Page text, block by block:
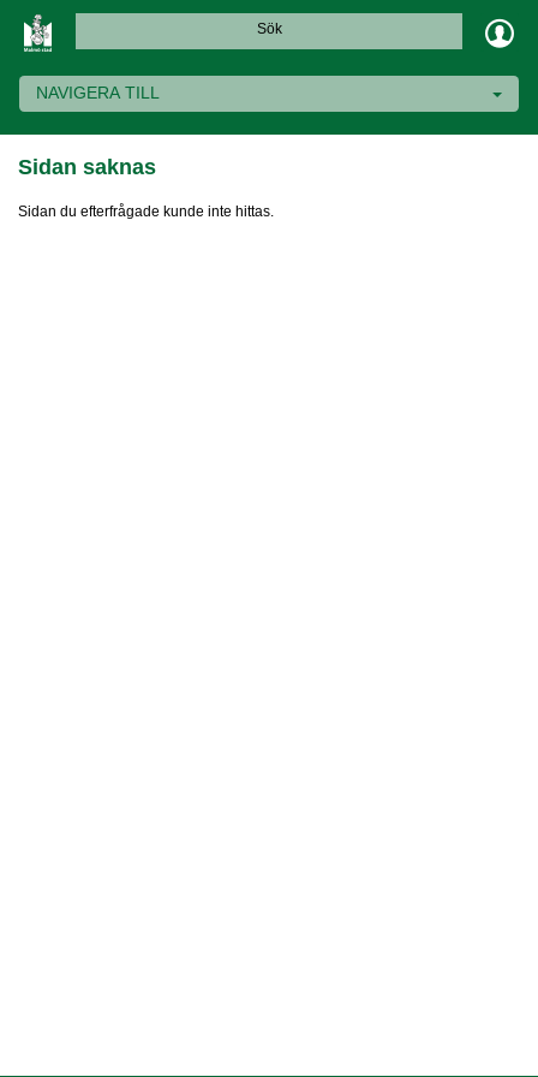
Sök
NAVIGERA TILL
Sidan saknas
Sidan du efterfrågade kunde inte hittas.